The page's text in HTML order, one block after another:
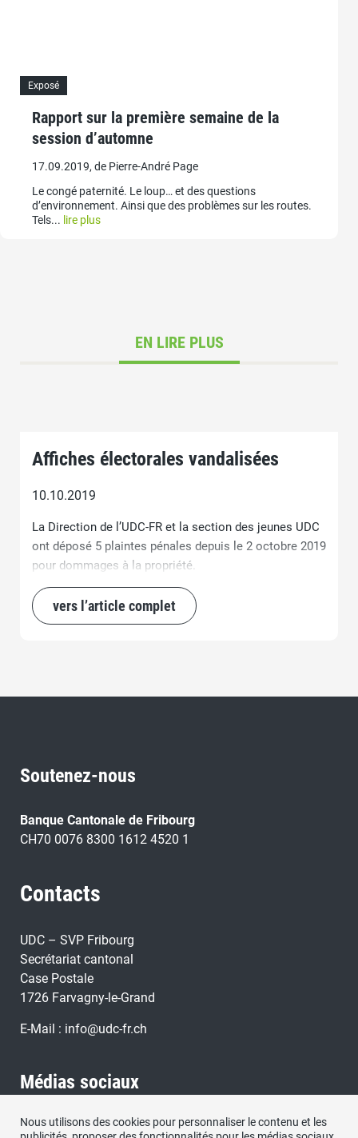
Exposé
Rapport sur la première semaine de la
session d’automne
17.09.2019, de Pierre-André Page
Le congé paternité. Le loup… et des questions
d’environnement. Ainsi que des problèmes sur les routes.
Tels... lire plus
EN LIRE PLUS
Affiches électorales vandalisées
10.10.2019
La Direction de l’UDC-FR et la section des jeunes UDC
ont déposé 5 plaintes pénales depuis le 2 octobre 2019
pour dommages à la propriété.
vers l’article complet
Soutenez-nous
Banque Cantonale de Fribourg
CH70 0076 8300 1612 4520 1
Contacts
UDC – SVP Fribourg
Secrétariat cantonal
Case Postale
1726 Farvagny-le-Grand
E-Mail : info@udc-fr.ch
Médias sociaux
Retrouvez nous sous:
Nous utilisons des cookies pour personnaliser le contenu et les